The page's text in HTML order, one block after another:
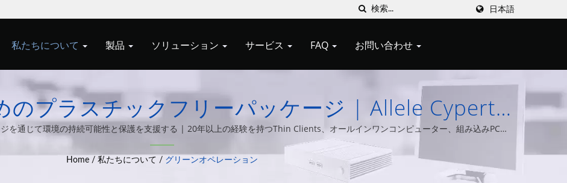
日本語
私たちについて 製品 ソリューション サービス FAQ お問い合わせ
のプラスチックフリーパッケージ | Allele Cypert's
& Zero ClientソリューションでITを効率化
を通じて環境の持続可能性と保護を支援する | 20年以上の経験を持つThin Clients、オールインワンコンピューター、組み込みPCな
、さまざまなコンピュータシステム統合ソリューションの設計と製造に専念しています。
Home / 私たちについて / グリーンオペレーション